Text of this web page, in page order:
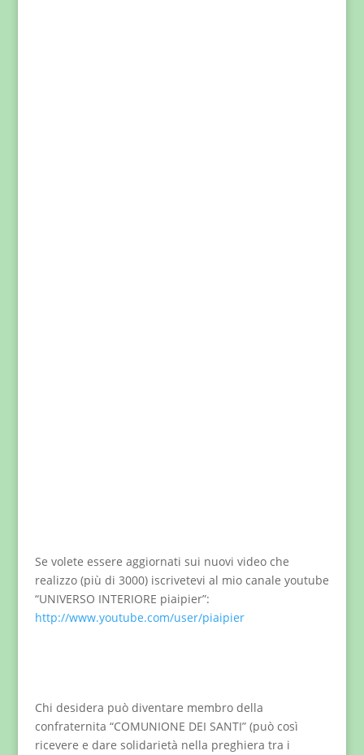
Se volete essere aggiornati sui nuovi video che
realizzo (più di 3000) iscrivetevi al mio canale youtube
“UNIVERSO INTERIORE piaipier”:
http://www.youtube.com/user/piaipier
Chi desidera può diventare membro della
confraternita “COMUNIONE DEI SANTI” (può così
ricevere e dare solidarietà nella preghiera tra i